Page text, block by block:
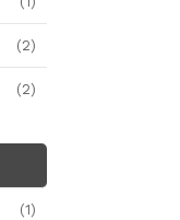
(2)
(2)
(1)